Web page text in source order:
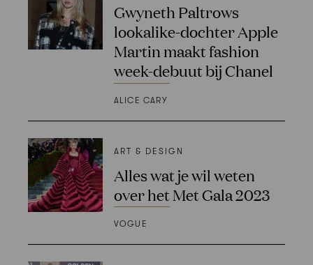
Gwyneth Paltrows
lookalike-dochter Apple
Martin maakt fashion
week-debuut bij Chanel
ALICE CARY
ART & DESIGN
Alles wat je wil weten
over het Met Gala 2023
VOGUE